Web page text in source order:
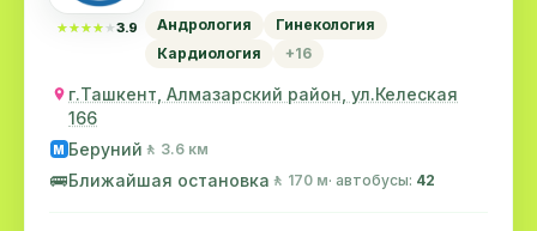
★★★★★
★★★★★3.9 Андрология
Гинекология
Кардиология
+16
г.Ташкент, Алмазарский район, ул.Келеская
166
M Беруний 🚶 3.6 км
🚌Ближайшая остановка 🚶 170 м· автобусы: 42